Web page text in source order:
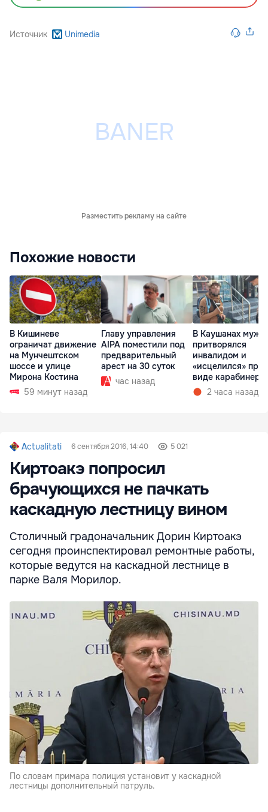
Источник Unimedia
Разместить рекламу на сайте
Похожие новости
В Кишиневе
ограничат движение
на Мунчештском
шоссе и улице
Мирона Костина
59 минут назад
Главу управления
AIPA поместили под
предварительный
арест на 30 суток
час назад
В Каушанах
притворялся
инвалидом и
«исцелился» при
виде
2 часа назад
Actualitati 6 сентября 2016, 14:40 5 021
Киртоакэ попросил
брачующихся не пачкать
каскадную лестницу вином
Столичный градоначальник Дорин Киртоакэ
сегодня проинспектировал ремонтные работы,
которые ведутся на каскадной лестнице в
парке Валя Морилор.
По словам примара полиция установит у каскадной
лестницы дополнительный патруль.